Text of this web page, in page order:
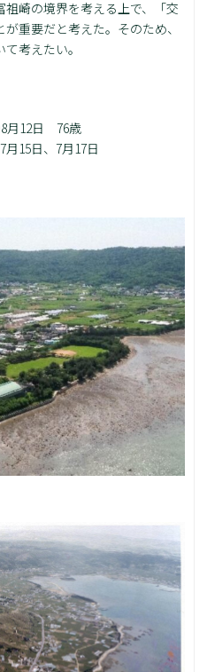
崎の境界を考える上で、「交
重要だと考えた。そのため、
考えたい。
月12日 76歳
月15日、7月17日